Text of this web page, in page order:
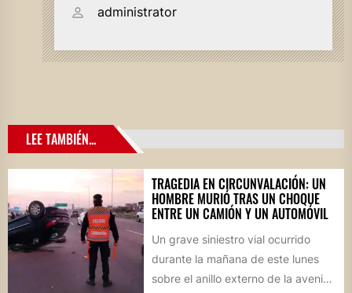
administrator
LEE TAMBIÉN...
TRAGEDIA EN CIRCUNVALACIÓN: UN
HOMBRE MURIÓ TRAS UN CHOQUE
ENTRE UN CAMIÓN Y UN AUTOMÓVIL
Un grave siniestro vial ocurrido
durante la mañana de este lunes
sobre el anillo externo de la avenida